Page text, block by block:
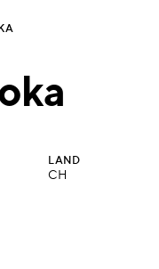
LAND
CH